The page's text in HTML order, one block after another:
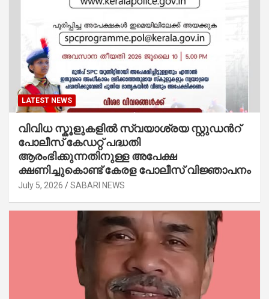
LATEST NEWS
വിവിധ സ്കൂളുകളില്‍ സ്വയാശ്രയ സ്റ്റുഡന്‍റ്
പോലീസ് കേഡറ്റ് പദ്ധതി
ആരംഭിക്കുന്നതിനുള്ള അപേക്ഷ
ക്ഷണിച്ചുകൊണ്ട് കേരള പോലീസ് വിജ്ഞാപനം
July 5, 2026 SABARI NEWS